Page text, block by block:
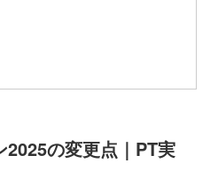
の変更点｜PT実